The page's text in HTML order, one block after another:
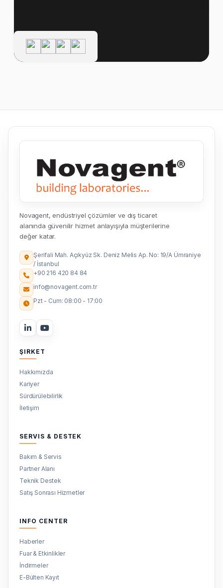
Novagent, endüstriyel çözümler ve dış ticaret
alanında güvenilir hizmet anlayışıyla müşterilerine
değer katar.
Şerifali Mah. Açıkyüz Sk. Deniz Melis Ap. No: 19/A Ümraniye
/ İstanbul
+90 216 420 84 84
info@novagent.com.tr
Pzt - Cum: 08:00 - 17:00
ŞIRKET
Hakkımızda
Kariyer
Sürdürülebilirlik
İletişim
SERVIS & DESTEK
Bakım & Servis
Partner Alanı
Teknik Destek
Satış Sonrası Hizmetler
INFO CENTER
Haberler
Fuar & Etkinlikler
İndirmeler
E-Bülten Kayıt